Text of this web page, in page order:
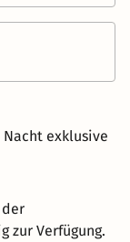
Nacht exklusive
zur Verfügung.